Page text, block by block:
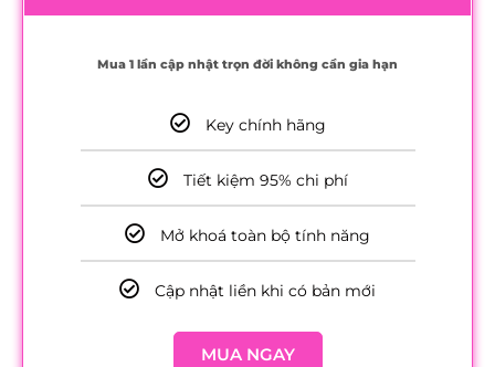
Mua 1 lần cập nhật trọn đời không cần gia hạn
Key chính hãng
Tiết kiệm 95% chi phí
Mở khoá toàn bộ tính năng
Cập nhật liền khi có bản mới
MUA NGAY